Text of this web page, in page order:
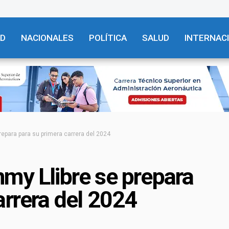
NACIONALES POLÍTICA SALUD
para su primera carrera del 2024
Llibre se prepara
del 2024